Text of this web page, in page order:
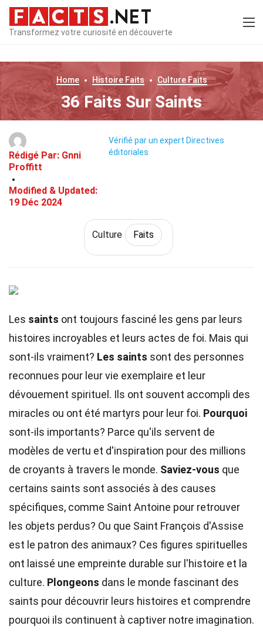
Transformez votre curiosité en découverte
Home HistoireFaits CultureFaits
36 Faits Sur Saints
Rédigé Par: Gnni
Proffitt
Modified & Updated:
19 Déc 2024
Vérifié par un expert Directives
éditoriales
Culture Faits
Les saints ont toujours fasciné les gens par leurs
histoires incroyables et leurs actes de foi. Mais qui
sont-ils vraiment? Les saints sont des personnes
reconnues pour leur vie exemplaire et leur
dévouement spirituel. Ils ont souvent accompli des
miracles ou ont été martyrs pour leur foi. Pourquoi
sont-ils importants? Parce qu'ils servent de
modèles de vertu et d'inspiration pour des millions
de croyants à travers le monde. Saviez-vous que
certains saints sont associés à des causes
spécifiques, comme Saint Antoine pour retrouver
les objets perdus? Ou que Saint François d'Assise
est le patron des animaux? Ces figures spirituelles
ont laissé une empreinte durable sur l'histoire et la
culture. Plongeons dans le monde fascinant des
saints pour découvrir leurs histoires et comprendre
pourquoi ils continuent à captiver notre imagination.